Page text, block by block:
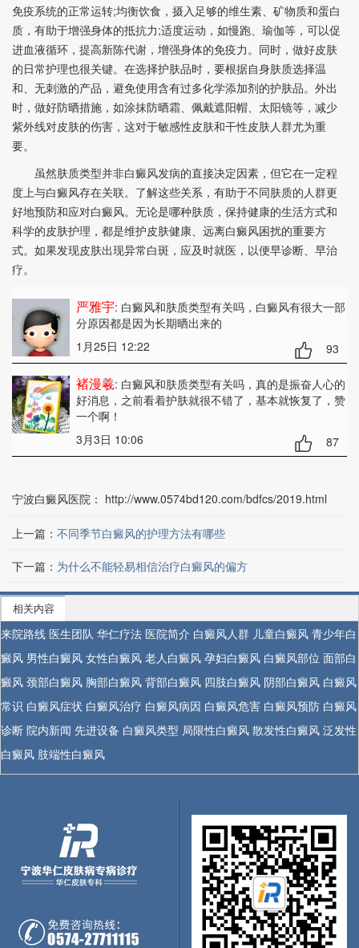
免疫系统的正常运转;均衡饮食，摄入足够的维生素、矿物质和蛋白
质，有助于增强身体的抵抗力;适度运动，如慢跑、瑜伽等，可以促
进血液循环，提高新陈代谢，增强身体的免疫力。同时，做好皮肤
的日常护理也很关键。在选择护肤品时，要根据自身肤质选择温
和、无刺激的产品，避免使用含有过多化学添加剂的护肤品。外出
时，做好防晒措施，如涂抹防晒霜、佩戴遮阳帽、太阳镜等，减少
紫外线对皮肤的伤害，这对于敏感性皮肤和干性皮肤人群尤为重
要。​
虽然肤质类型并非白癜风发病的直接决定因素，但它在一定程
度上与白癜风存在关联。了解这些关系，有助于不同肤质的人群更
好地预防和应对白癜风。无论是哪种肤质，保持健康的生活方式和
科学的皮肤护理，都是维护皮肤健康、远离白癜风困扰的重要方
式。如果发现皮肤出现异常白斑，应及时就医，以便早诊断、早治
疗。
严雅宇: 白癜风和肤质类型有关吗，白癜风有很大一部
分原因都是因为长期晒出来的
1月25日 12:22
93
褚漫羲: 白癜风和肤质类型有关吗，真的是振奋人心的
好消息，之前看着护肤就很不错了，基本就恢复了，赞
一个啊！
3月3日 10:06
87
宁波白癜风医院： http://www.0574bd120.com/bdfcs/2019.html
上一篇： 不同季节白癜风的护理方法有哪些
下一篇： 为什么不能轻易相信治疗白癜风的偏方
相关内容
来院路线 医生团队 华仁疗法 医院简介 白癜风人群 儿童白癜风 青少年白
癜风 男性白癜风 女性白癜风 老人白癜风 孕妇白癜风 白癜风部位 面部白
癜风 颈部白癜风 胸部白癜风 背部白癜风 四肢白癜风 阴部白癜风 白癜风
常识 白癜风症状 白癜风治疗 白癜风病因 白癜风危害 白癜风预防 白癜风
诊断 院内新闻 先进设备 白癜风类型 局限性白癜风 散发性白癜风 泛发性
白癜风 肢端性白癜风